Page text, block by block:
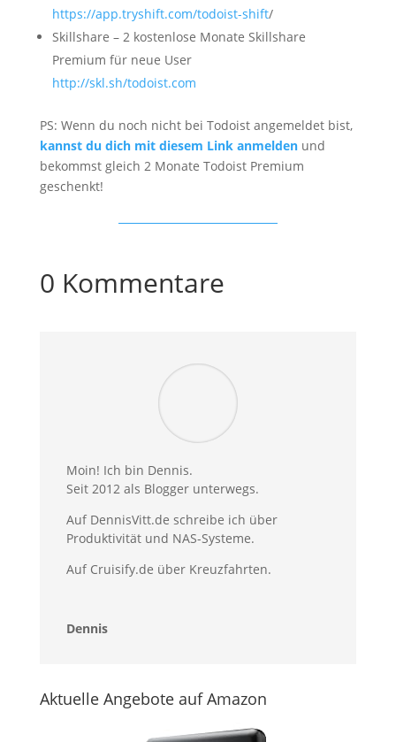
https://app.tryshift.com/todoist-shift/
Skillshare – 2 kostenlose Monate Skillshare
Premium für neue User
http://skl.sh/todoist.com
PS: Wenn du noch nicht bei Todoist angemeldet bist,
kannst du dich mit diesem Link anmeldenund
bekommst gleich 2 Monate Todoist Premium
geschenkt!
0 Kommentare
Moin! Ich bin Dennis.
Seit 2012 als Blogger unterwegs.
Auf DennisVitt.de schreibe ich über
Produktivität und NAS-Systeme.
Auf Cruisify.de über Kreuzfahrten.
Dennis
Aktuelle Angebote auf Amazon